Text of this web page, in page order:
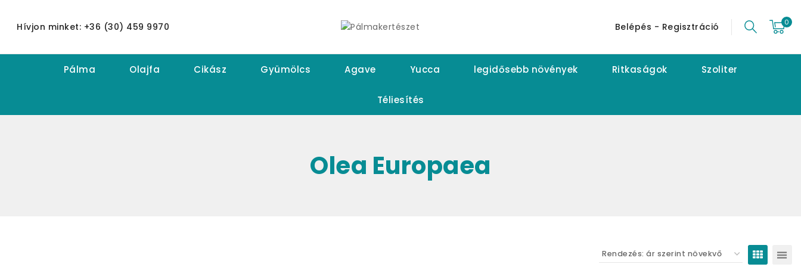
Hívjon minket: +36 (30) 459 9970 Belépés - Regisztráció 0
Pálma Olajfa Cikász Gyümölcs Agave Yucca legidősebb növények Ritkaságok Szoliter
Téliesítés
Olea Europaea